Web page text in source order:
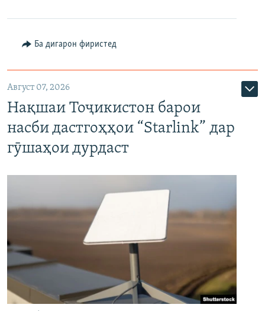
Ба дигарон фиристед
Август 07, 2026
Нақшаи Тоҷикистон барои
насби дастгоҳҳои “Starlink” дар
гӯшаҳои дурдаст